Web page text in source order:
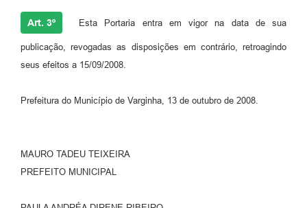
Art. 3º Esta Portaria entra em vigor na data de sua
publicação, revogadas as disposições em contrário, retroagindo
seus efeitos a 15/09/2008.
Prefeitura do Município de Varginha, 13 de outubro de 2008.
MAURO TADEU TEIXEIRA
PREFEITO MUNICIPAL